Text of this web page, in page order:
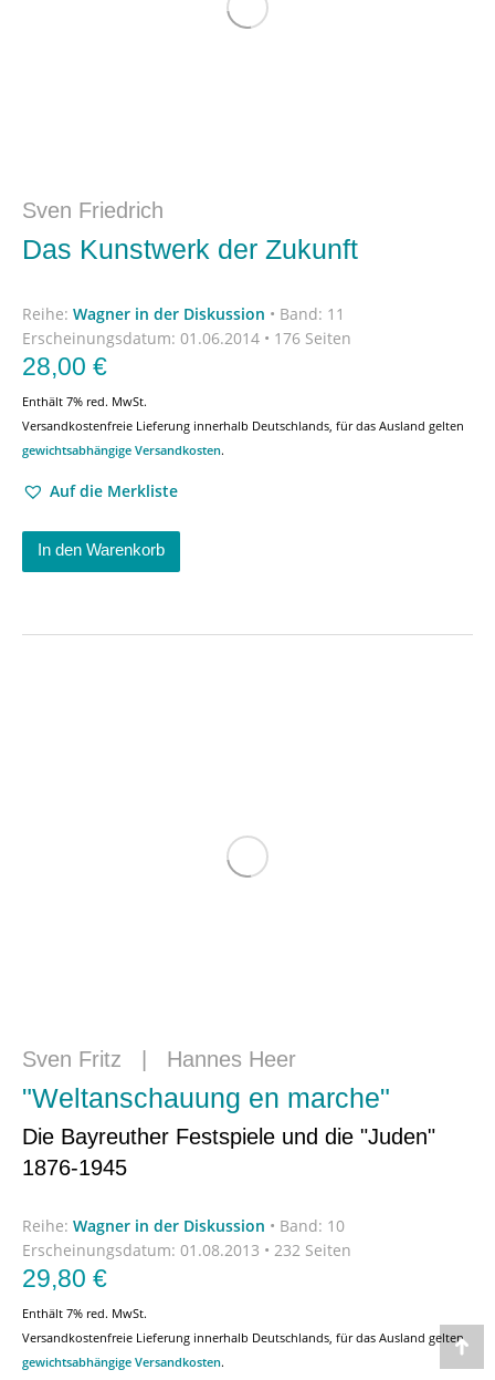
Sven Friedrich
Das Kunstwerk der Zukunft
Reihe: Wagner in der Diskussion • Band: 11
Erscheinungsdatum: 01.06.2014 • 176 Seiten
28,00 €
Enthält 7% red. MwSt.
Versandkostenfreie Lieferung innerhalb Deutschlands, für das Ausland gelten
gewichtsabhängige Versandkosten.
Auf die Merkliste
In den Warenkorb
Sven Fritz Hannes Heer
"Weltanschauung en marche"
Die Bayreuther Festspiele und die "Juden"
1876-1945
Reihe: Wagner in der Diskussion • Band: 10
Erscheinungsdatum: 01.08.2013 • 232 Seiten
29,80 €
Enthält 7% red. MwSt.
Versandkostenfreie Lieferung innerhalb Deutschlands, für das Ausland gelten
gewichtsabhängige Versandkosten.
Go